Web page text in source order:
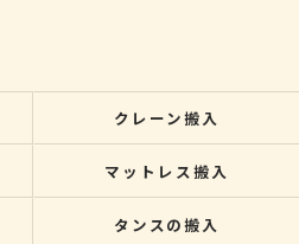
クレーン搬入
マットレス搬入
タンスの搬入